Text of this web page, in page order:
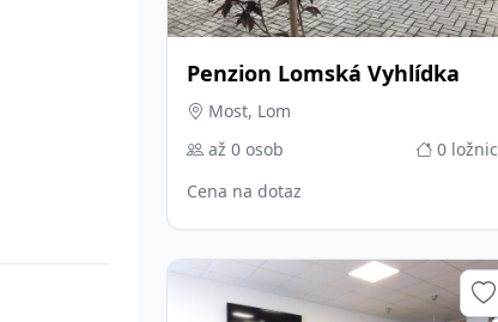
Penzion Lomská Vyhlídka
Most, Lom
až 0 osob
0 ložnic
Cena na dotaz